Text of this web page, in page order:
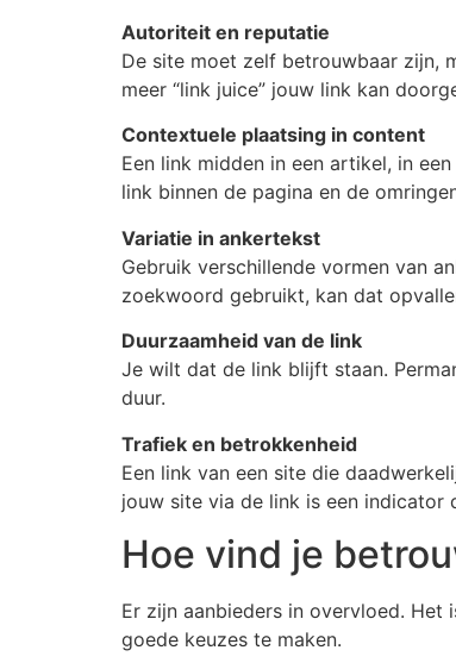
Autoriteit en reputatie
De site moet zelf betrouwbaar zijn,
meer “link juice” jouw link kan
Contextuele plaatsing in content
Een link midden in een artikel, in
link binnen de pagina en de
Variatie in ankertekst
Gebruik verschillende vormen van
zoekwoord gebruikt, kan dat
Duurzaamheid van de link
Je wilt dat de link blijft staan.
duur.
Trafiek en betrokkenheid
Een link van een site die
jouw site via de link is een indicator
Hoe vind je
Er zijn aanbieders in overvloed.
goede keuzes te maken.